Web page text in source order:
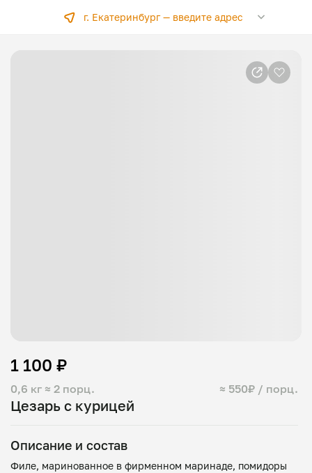
г. Екатеринбург —введите адрес
Цезарь с курицей
0,6 кг ≈ 2 порц. ≈ 550₽ / порц.
1 100 ₽
Описание и состав
Филе, маринованное в фирменном маринаде, помидоры